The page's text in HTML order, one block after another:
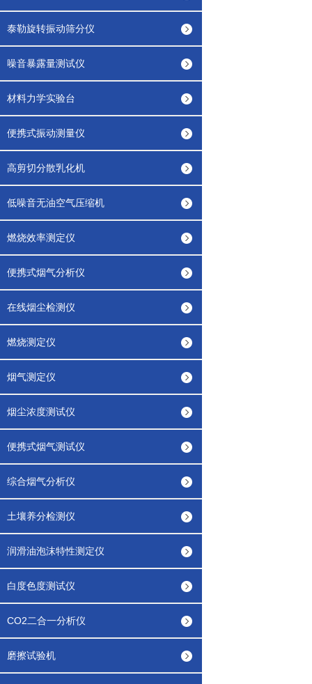
泰勒旋转振动筛分仪
噪音暴露量测试仪
材料力学实验台
便携式振动测量仪
高剪切分散乳化机
低噪音无油空气压缩机
燃烧效率测定仪
便携式烟气分析仪
在线烟尘检测仪
燃烧测定仪
烟气测定仪
烟尘浓度测试仪
便携式烟气测试仪
综合烟气分析仪
土壤养分检测仪
润滑油泡沫特性测定仪
白度色度测试仪
CO2二合一分析仪
磨擦试验机